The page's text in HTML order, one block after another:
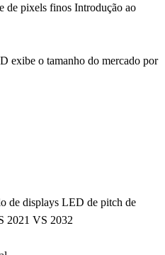
de pixels finos Introdução ao
exibe o tamanho do mercado por
de displays LED de pitch de
2021 VS 2032